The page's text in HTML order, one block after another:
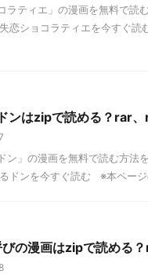
コラティエ」の漫画を無料で
恋ショコラティエを今すぐ読
ンはzipで読める？rar
ドン」の漫画を無料で読む方
ドンを今すぐ読む ※本ペー
の漫画はzipで読める